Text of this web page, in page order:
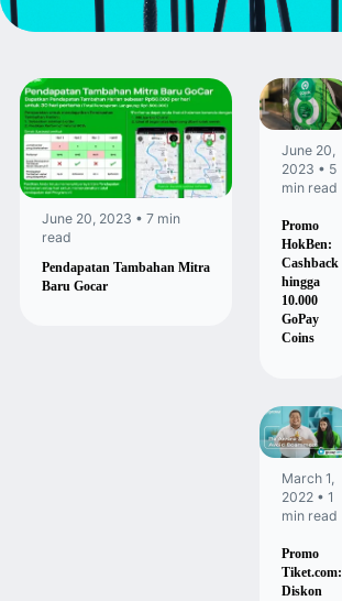
June 20, 2023 • 7 min
read
Pendapatan Tambahan Mitra
Baru Gocar
June 20,
2023 • 5
min read
Promo
HokBen:
Cashback
hingga
10.000
GoPay
Coins
March 1,
2022 • 1
min read
Promo
Tiket.com:
Diskon